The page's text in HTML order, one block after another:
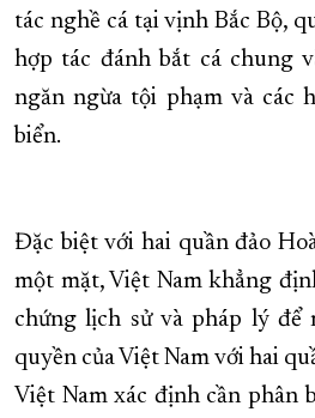
tác nghề cá tại vịnh Bắc Bộ,
hợp tác đánh bắt cá chung
ngăn ngừa tội phạm và các
biển.
Đặc biệt với hai quần đảo
một mặt, Việt Nam khẳng
chứng lịch sử và pháp lý để
quyền của Việt Nam với hai
Việt Nam xác định cần phân